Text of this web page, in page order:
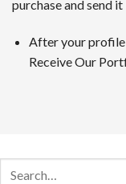
purchase and send
After your
Receive Our
レビューを見る
カジノシークレッ
ョングループ配下の
遊雅堂は2021年にオ
るロイヤルティ制